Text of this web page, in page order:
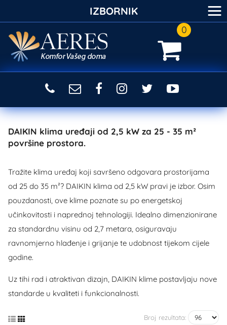
0
DAIKIN klima uređaji od 2,5 kW za 25 - 35 m²
površine prostora.
Tražite klima uređaj koji savršeno odgovara prostorijama
od 25 do 35 m²? DAIKIN klima od 2,5 kW pravi je izbor. Osim
pouzdanosti, ove klime poznate su po energetskoj
učinkovitosti i naprednoj tehnologiji. Idealno dimenzionirane
za standardnu visinu od 2,7 metara, osiguravaju
ravnomjerno hlađenje i grijanje te udobnost tijekom cijele
godine.
Uz tihi rad i atraktivan dizajn, DAIKIN klime postavljaju nove
standarde u kvaliteti i funkcionalnosti.
Broj rezultata:
IZBORNIK ≡